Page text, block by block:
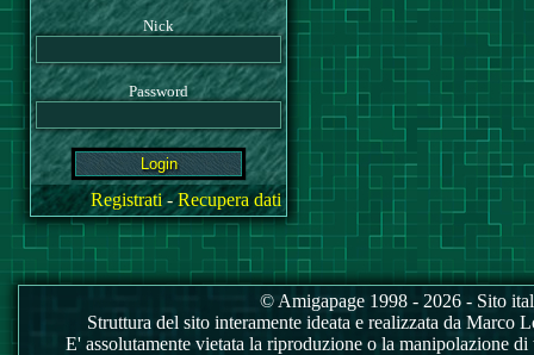
Nick
Password
Registrati-Recupera dati
© Amigapage 1998 - 2026 - Sito
Struttura del sito interamente ideata e realizzata da
E' assolutamente vietata la riproduzione o la manipolazione